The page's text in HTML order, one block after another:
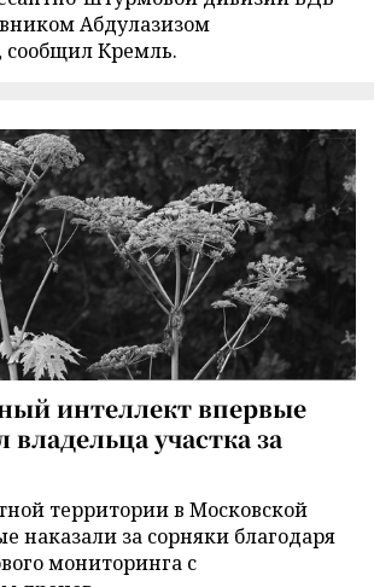
Абдулазизом
Кремль.
интеллект впервые
участка за
территории в Московской
наказали за сорняки благодаря
мониторинга с